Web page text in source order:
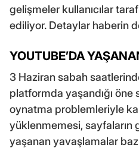
gelişmeler kullanıcılar
ediliyor. Detaylar haberin
YOUTUBE’DA
3 Haziran sabah
platformda yaşandığı öne
oynatma problemleriyle
yüklenmemesi, sayfaların
yaşanan yavaşlamalar